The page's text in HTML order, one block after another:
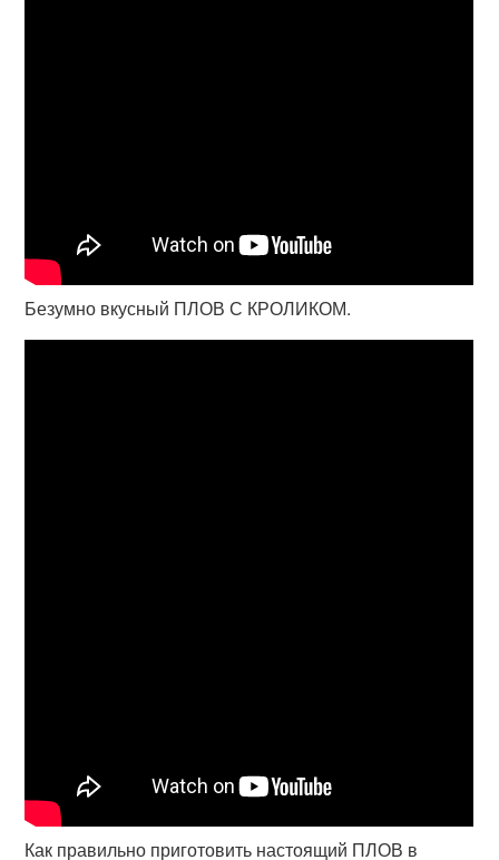
Безумно вкусный ПЛОВ С КРОЛИКОМ.
Как правильно приготовить настоящий ПЛОВ в